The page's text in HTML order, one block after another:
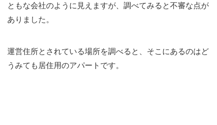
ともな会社のように見えますが、調べてみると不審な点が
ありました。
運営住所とされている場所を調べると、そこにあるのはど
うみても居住用のアパートです。